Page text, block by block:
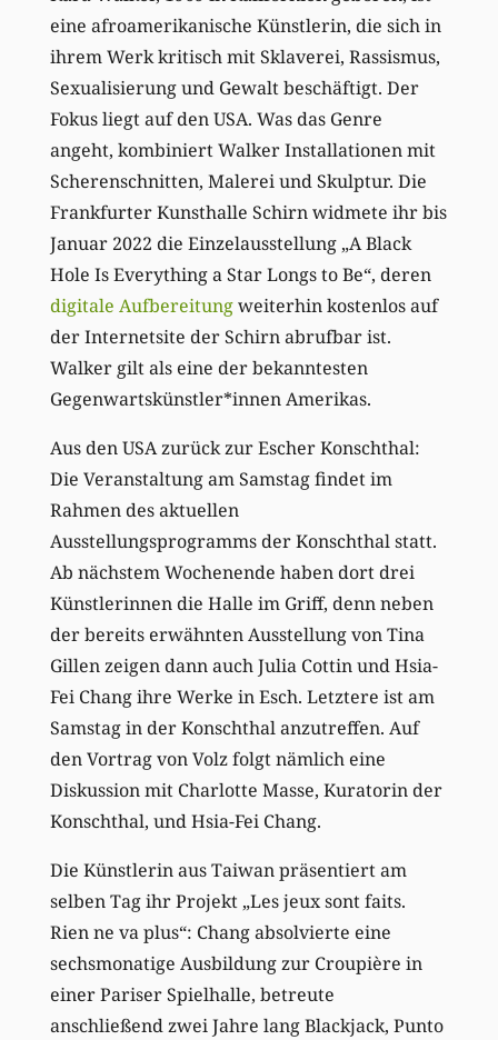
eine afroamerikanische Künstlerin, die sich in
ihrem Werk kritisch mit Sklaverei, Rassismus,
Sexualisierung und Gewalt beschäftigt. Der
Fokus liegt auf den USA. Was das Genre
angeht, kombiniert Walker Installationen mit
Scherenschnitten, Malerei und Skulptur. Die
Frankfurter Kunsthalle Schirn widmete ihr bis
Januar 2022 die Einzelausstellung „A Black
Hole Is Everything a Star Longs to Be“, deren
digitale Aufbereitungweiterhin kostenlos auf
der Internetsite der Schirn abrufbar ist.
Walker gilt als eine der bekanntesten
Gegenwartskünstler*innen Amerikas.
Aus den USA zurück zur Escher Konschthal:
Die Veranstaltung am Samstag findet im
Rahmen des aktuellen
Ausstellungsprogramms der Konschthal statt.
Ab nächstem Wochenende haben dort drei
Künstlerinnen die Halle im Griff, denn neben
der bereits erwähnten Ausstellung von Tina
Gillen zeigen dann auch Julia Cottin und Hsia-
Fei Chang ihre Werke in Esch. Letztere ist am
Samstag in der Konschthal anzutreffen. Auf
den Vortrag von Volz folgt nämlich eine
Diskussion mit Charlotte Masse, Kuratorin der
Konschthal, und Hsia-Fei Chang.
Die Künstlerin aus Taiwan präsentiert am
selben Tag ihr Projekt „Les jeux sont faits.
Rien ne va plus“: Chang absolvierte eine
sechsmonatige Ausbildung zur Croupière in
einer Pariser Spielhalle, betreute
anschließend zwei Jahre lang Blackjack, Punto